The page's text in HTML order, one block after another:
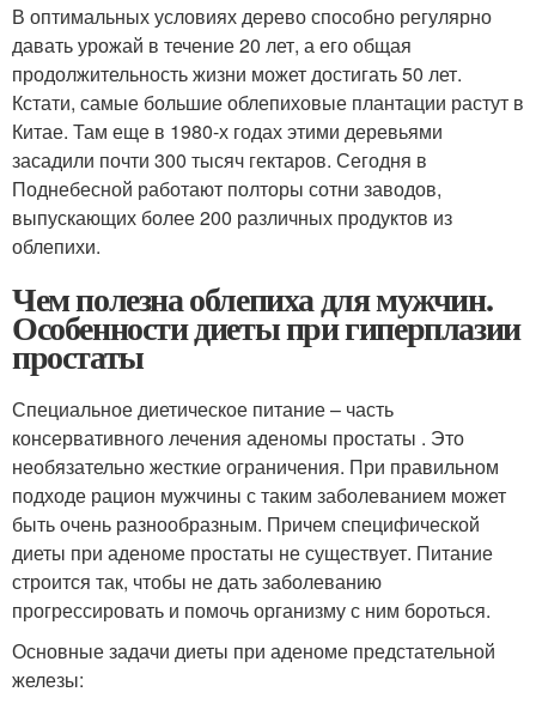
В оптимальных условиях дерево способно регулярно
давать урожай в течение 20 лет, а его общая
продолжительность жизни может достигать 50 лет.
Кстати, самые большие облепиховые плантации растут в
Китае. Там еще в 1980-х годах этими деревьями
засадили почти 300 тысяч гектаров. Сегодня в
Поднебесной работают полторы сотни заводов,
выпускающих более 200 различных продуктов из
облепихи.
Чем полезна облепиха для мужчин.
Особенности диеты при гиперплазии
простаты
Специальное диетическое питание – часть
консервативного лечения аденомы простаты . Это
необязательно жесткие ограничения. При правильном
подходе рацион мужчины с таким заболеванием может
быть очень разнообразным. Причем специфической
диеты при аденоме простаты не существует. Питание
строится так, чтобы не дать заболеванию
прогрессировать и помочь организму с ним бороться.
Основные задачи диеты при аденоме предстательной
железы: